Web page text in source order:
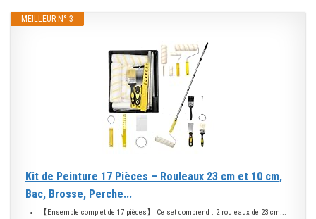
MEILLEUR N° 3
Kit de Peinture 17 Pièces – Rouleaux 23 cm et 10 cm,
Bac, Brosse, Perche...
【Ensemble complet de 17 pièces】 Ce set comprend : 2 rouleaux de 23 cm...